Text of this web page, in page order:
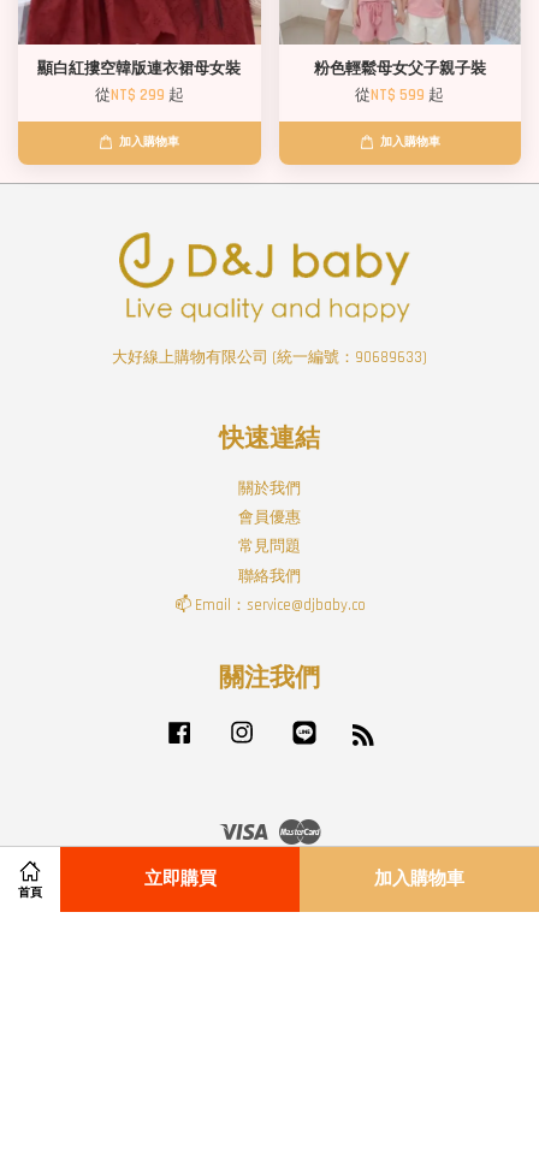
首頁
立即購買 加入購物車
顯白紅摟空韓版連衣裙母女裝
從NT$ 299 起
加入購物車
粉色輕鬆母女父子親子裝
從NT$ 599 起
加入購物車
大好線上購物有限公司 (統一編號：90689633)
快速連結
關於我們
會員優惠
常見問題
聯絡我們
📫 Email：service@djbaby.co
關注我們
Facebook Instagram
Visa Master